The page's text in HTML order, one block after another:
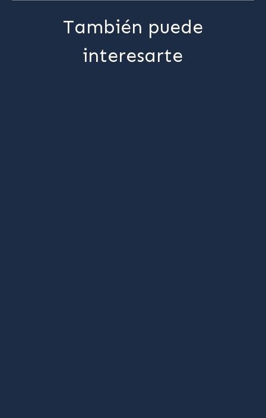
También puede
interesarte